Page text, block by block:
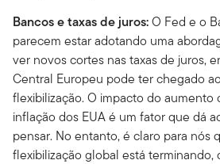
Bancos e taxas de juros:O Fed e o
parecem estar adotando uma
ver novos cortes nas taxas de juros,
Central Europeu pode ter chegado
flexibilização. O impacto do aumento
inflação dos EUA é um fator que dá
pensar. No entanto, é claro para nós
flexibilização global está terminando,